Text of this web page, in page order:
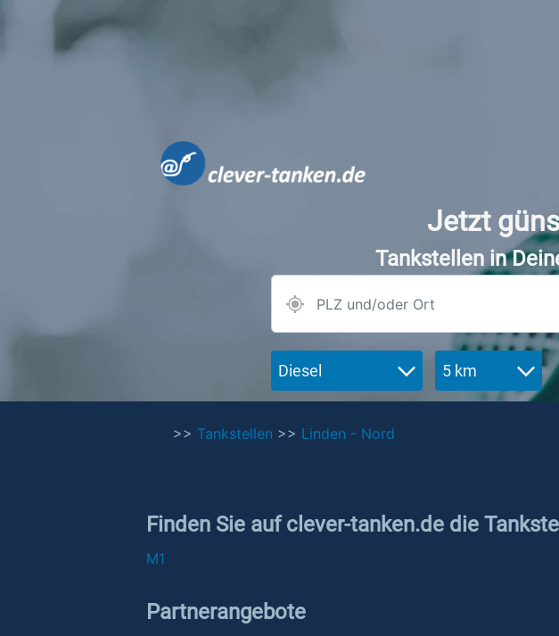
Jetzt
Tankstellen in
Diesel 5 km
>> Tankstellen >> Linden - Nord
Finden Sie auf clever-tanken.de die
M1
Partnerangebote